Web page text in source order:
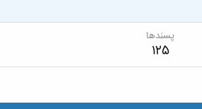
پسندها
125